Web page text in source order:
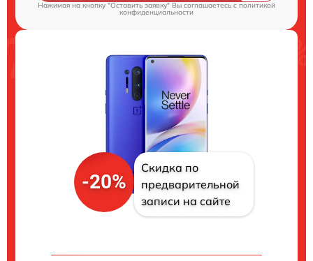
Нажимая на кнопку "Оставить заявку" Вы соглашаетесь c политикой
конфиденциальности
-20%
Скидка по
предварительной
записи на сайте